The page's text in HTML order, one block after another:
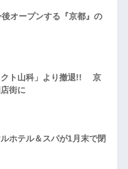
オープンする『京都』の
クト山科」より撤退!! 京
街に
ホテル＆スパが1月末で閉